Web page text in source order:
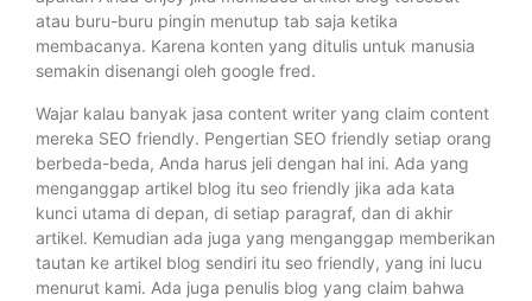
atau buru-buru pingin menutup tab saja ketika
membacanya. Karena konten yang ditulis untuk manusia
semakin disenangi oleh google fred.
Wajar kalau banyak jasa content writer yang claim content
mereka SEO friendly. Pengertian SEO friendly setiap orang
berbeda-beda, Anda harus jeli dengan hal ini. Ada yang
menganggap artikel blog itu seo friendly jika ada kata
kunci utama di depan, di setiap paragraf, dan di akhir
artikel. Kemudian ada juga yang menganggap memberikan
tautan ke artikel blog sendiri itu seo friendly, yang ini lucu
menurut kami. Ada juga penulis blog yang claim bahwa